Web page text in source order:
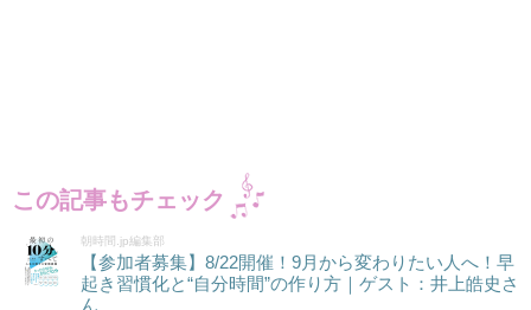
この記事もチェック
朝時間.jp編集部
【参加者募集】8/22開催！9月から変わりたい人へ！早
起き習慣化と“自分時間”の作り方｜ゲスト：井上皓史さ
ん